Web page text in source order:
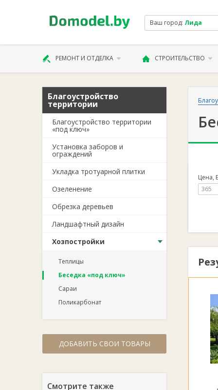
Ваш город: Лида
РЕМОНТ И ОТДЕЛКА СТРОИТЕЛЬСТВО
Благоустройство
территории
Благоустройство территории
«под ключ»
Установка заборов и
ограждений
Укладка тротуарной плитки
Озеленение
Обрезка деревьев
Ландшафтный дизайн
Хозпостройки
Теплицы
Беседка «под ключ»
Сараи
Поликарбонат
ДОБАВИТЬ СВОИ ТОВАРЫ
Смотрите также
Цена,